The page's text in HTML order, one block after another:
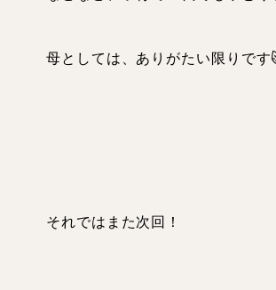
看護師
母としては、ありがたい限りです
それではまた次回！